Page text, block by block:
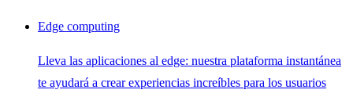
Edge computing
Lleva las aplicaciones al edge: nuestra plataforma instantánea
te ayudará a crear experiencias increíbles para los usuarios